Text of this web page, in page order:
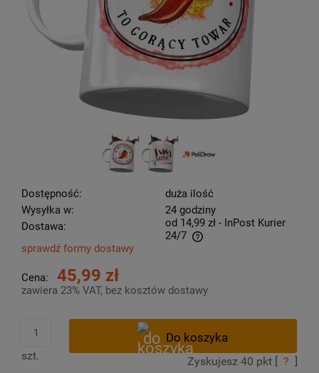
Dostępność:
duża ilość
Wysyłka w:
24 godziny
Dostawa:
od 14,99 zł - InPost Kurier
24/7
Cena nie zawiera ewentualnych kosztów płatności
sprawdź formy dostawy
Cena: 45,99 zł
zawiera 23% VAT, bez kosztów dostawy
szt. Zyskujesz 40 pkt [ ? ]